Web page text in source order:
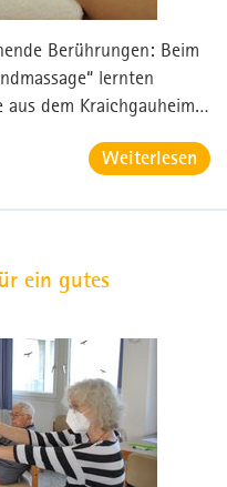
Berührungen: Beim
lernten
dem Kraichgauheim…
Weiterlesen
ein gutes